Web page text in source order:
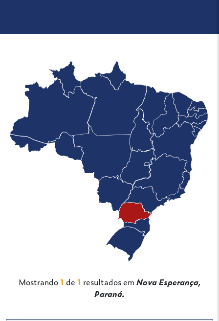
Mostrando1 de 1 resultados em Nova Esperança,
Paraná.